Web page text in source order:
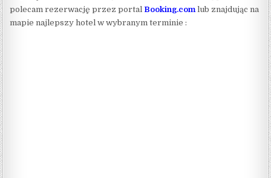
polecam rezerwację przez portal Booking.comlub znajdując na
mapie najlepszy hotel w wybranym terminie :